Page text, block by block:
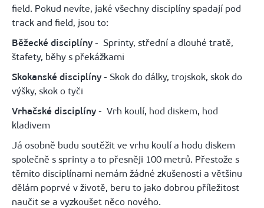
field. Pokud nevíte, jaké všechny disciplíny spadají pod
track and field, jsou to:
Běžecké disciplíny - Sprinty, střední a dlouhé tratě,
štafety, běhy s překážkami
Skokanské disciplíny - Skok do dálky, trojskok, skok do
výšky, skok o tyči
Vrhačské disciplíny - Vrh koulí, hod diskem, hod
kladivem
Já osobně budu soutěžit ve vrhu koulí a hodu diskem
společně s sprinty a to přesněji 100 metrů. Přestože s
těmito disciplínami nemám žádné zkušenosti a většinu
dělám poprvé v životě, beru to jako dobrou příležitost
naučit se a vyzkoušet něco nového.